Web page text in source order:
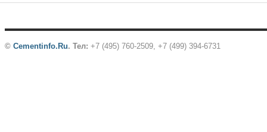
© Cementinfo.Ru. Тел: +7 (495) 760-2509, +7 (499) 394-6731